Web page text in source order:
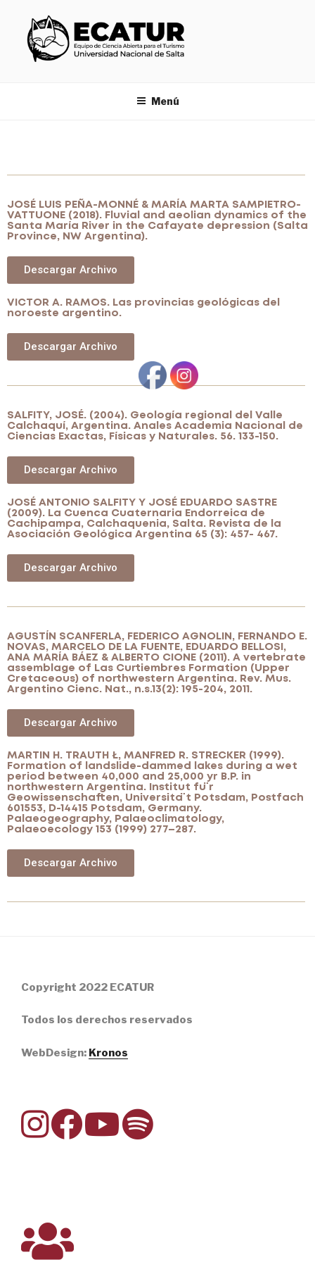
Menú
JOSÉ LUIS PEÑA-MONNÉ & MARÍA MARTA SAMPIETRO-
VATTUONE (2018). Fluvial and aeolian dynamics of the
Santa María River in the Cafayate depression (Salta
Province, NW Argentina).
Descargar Archivo
VICTOR A. RAMOS. Las provincias geológicas del
noroeste argentino.
Descargar Archivo
SALFITY, JOSÉ. (2004). Geología regional del Valle
Calchaquí, Argentina. Anales Academia Nacional de
Ciencias Exactas, Físicas y Naturales. 56. 133-150.
Descargar Archivo
JOSÉ ANTONIO SALFITY Y JOSÉ EDUARDO SASTRE
(2009). La Cuenca Cuaternaria Endorreica de
Cachipampa, Calchaquenia, Salta. Revista de la
Asociación Geológica Argentina 65 (3): 457- 467.
Descargar Archivo
AGUSTÍN SCANFERLA, FEDERICO AGNOLIN, FERNANDO E.
NOVAS, MARCELO DE LA FUENTE, EDUARDO BELLOSI,
ANA MARÍA BÁEZ & ALBERTO CIONE (2011). A vertebrate
assemblage of Las Curtiembres Formation (Upper
Cretaceous) of northwestern Argentina. Rev. Mus.
Argentino Cienc. Nat., n.s.13(2): 195-204, 2011.
Descargar Archivo
MARTIN H. TRAUTH Ł, MANFRED R. STRECKER (1999).
Formation of landslide-dammed lakes during a wet
period between 40,000 and 25,000 yr B.P. in
northwestern Argentina. Institut fu ̈r
Geowissenschaften, Universita ̈t Potsdam, Postfach
601553, D-14415 Potsdam, Germany.
Palaeogeography, Palaeoclimatology,
Palaeoecology 153 (1999) 277–287.
Descargar Archivo
Copyright 2022 ECATUR
Todos los derechos reservados
WebDesign: Kronos